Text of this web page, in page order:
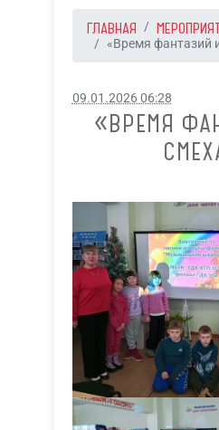
ГЛАВНАЯ
«Время фантазий
09.01.2026 06:28
«ВРЕМЯ